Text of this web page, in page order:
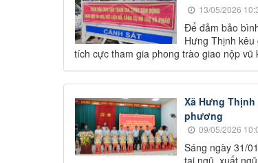
13/05/2026
Để đảm bảo
Hưng Thịnh
tích cực tham gia phong trào giao nộp
Xã Hưng
phương
09/05/2026
Sáng ngày 31/